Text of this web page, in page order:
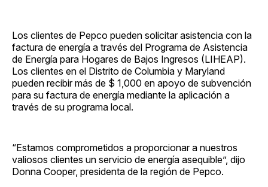
Los clientes de Pepco pueden solicitar asistencia con la
factura de energía a través del Programa de Asistencia
de Energía para Hogares de Bajos Ingresos (LIHEAP).
Los clientes en el Distrito de Columbia y Maryland
pueden recibir más de $ 1,000 en apoyo de subvención
para su factura de energía mediante la aplicación a
través de su programa local.
“Estamos comprometidos a proporcionar a nuestros
valiosos clientes un servicio de energía asequible”, dijo
Donna Cooper, presidenta de la región de Pepco.